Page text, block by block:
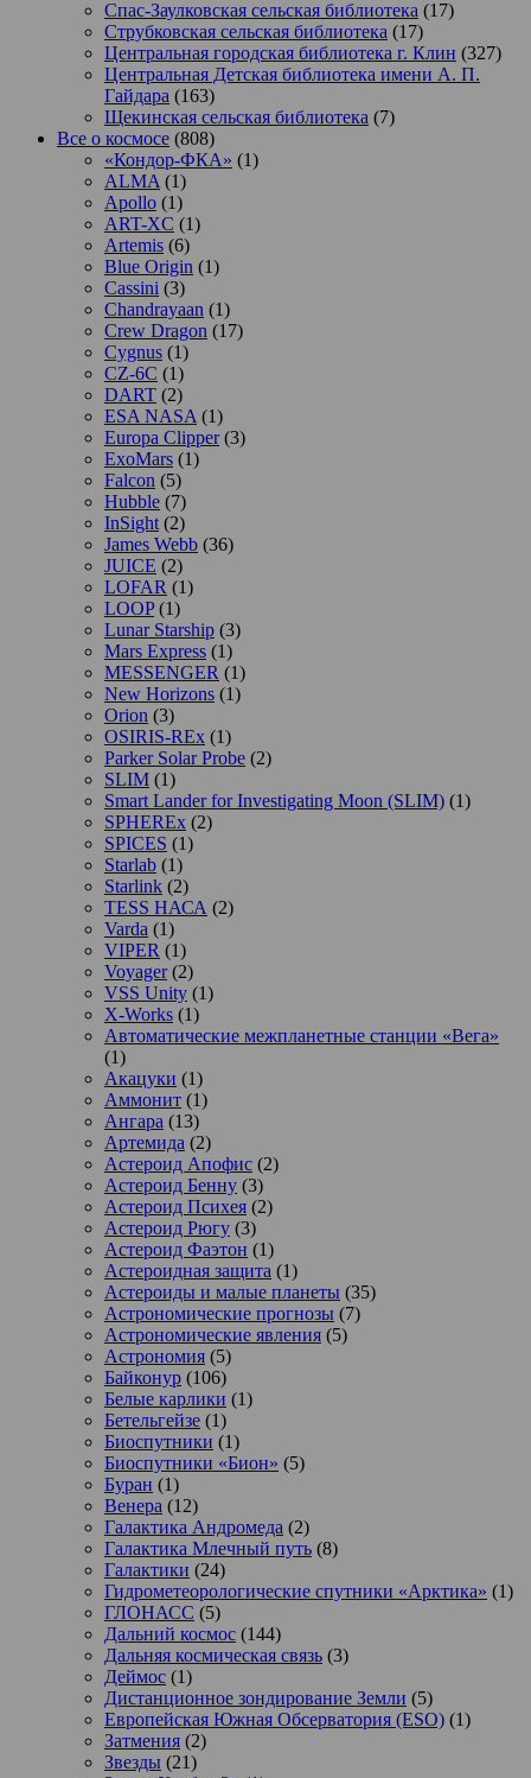
Спас-Заулковская сельская библиотека (17)
Струбковская сельская библиотека (17)
Центральная городская библиотека г. Клин (327)
Центральная Детская библиотека имени А. П.
Гайдара (163)
Щекинская сельская библиотека (7)
Все о космосе (808)
«Кондор-ФКА» (1)
ALMA (1)
Apollo (1)
ART-XC (1)
Artemis (6)
Blue Origin (1)
Cassini (3)
Chandrayaan (1)
Crew Dragon (17)
Cygnus (1)
CZ-6C (1)
DART (2)
ESA NASA (1)
Europa Clipper(3)
ExoMars (1)
Falcon (5)
Hubble (7)
InSight (2)
James Webb (36)
JUICE (2)
LOFAR (1)
LOOP(1)
Lunar Starship (3)
Mars Express (1)
MESSENGER (1)
New Horizons (1)
Orion (3)
OSIRIS-REx (1)
Parker Solar Probe (2)
SLIM (1)
Smart Lander for Investigating Moon (SLIM) (1)
SPHEREx (2)
SPICES (1)
Starlab (1)
Starlink (2)
TESS НАСА (2)
Varda (1)
VIPER (1)
Voyager(2)
VSS Unity (1)
X-Works (1)
Автоматические межпланетные станции «Вега»
(1)
Акацуки (1)
Аммонит (1)
Ангара (13)
Артемида (2)
Астероид Апофис (2)
Астероид Бенну (3)
Астероид Психея (2)
Астероид Рюгу (3)
Астероид Фаэтон (1)
Астероидная защита (1)
Астероиды и малые планеты (35)
Астрономические прогнозы (7)
Астрономические явления (5)
Астрономия (5)
Байконур (106)
Белые карлики (1)
Бетельгейзе (1)
Биоспутники (1)
Биоспутники «Бион» (5)
Буран (1)
Венера (12)
Галактика Андромеда (2)
Галактика Млечный путь (8)
Галактики (24)
Гидрометеорологические спутники «Арктика» (1)
ГЛОНАСС (5)
Дальний космос (144)
Дальняя космическая связь (3)
Деймос (1)
Дистанционное зондирование Земли (5)
Европейская Южная Обсерватория (ESO) (1)
Затмения (2)
Звезды (21)